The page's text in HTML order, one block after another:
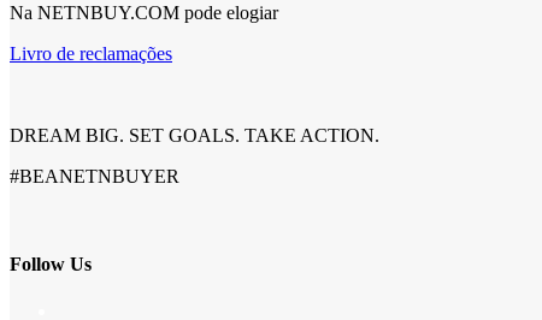
Na NETNBUY.COM pode elogiar
Livro de reclamações
DREAM BIG. SET GOALS. TAKE ACTION.
#BEANETNBUYER
Follow Us